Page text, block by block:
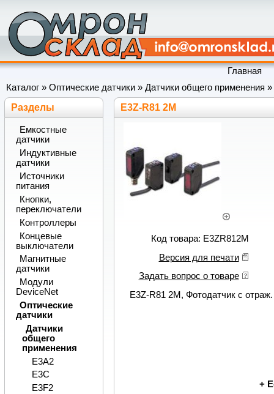
Главная
Каталог » Оптические датчики » Датчики общего применения »
E3Z-R81 2M
Код товара: E3ZR812M
Версия для печати
Задать вопрос о товаре
E3Z-R81 2M, Фотодатчик с
+
Разделы
Емкостные
датчики
Индуктивные
датчики
Источники
питания
Кнопки,
переключатели
Контроллеры
Концевые
выключатели
Магнитные
датчики
Модули
DeviceNet
Оптические
датчики
Датчики
общего
применения
E3A2
E3C
E3F2